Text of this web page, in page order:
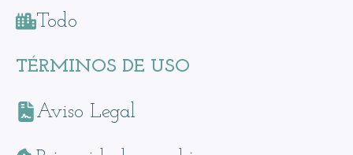
Todo
TÉRMINOS DE USO
Aviso Legal